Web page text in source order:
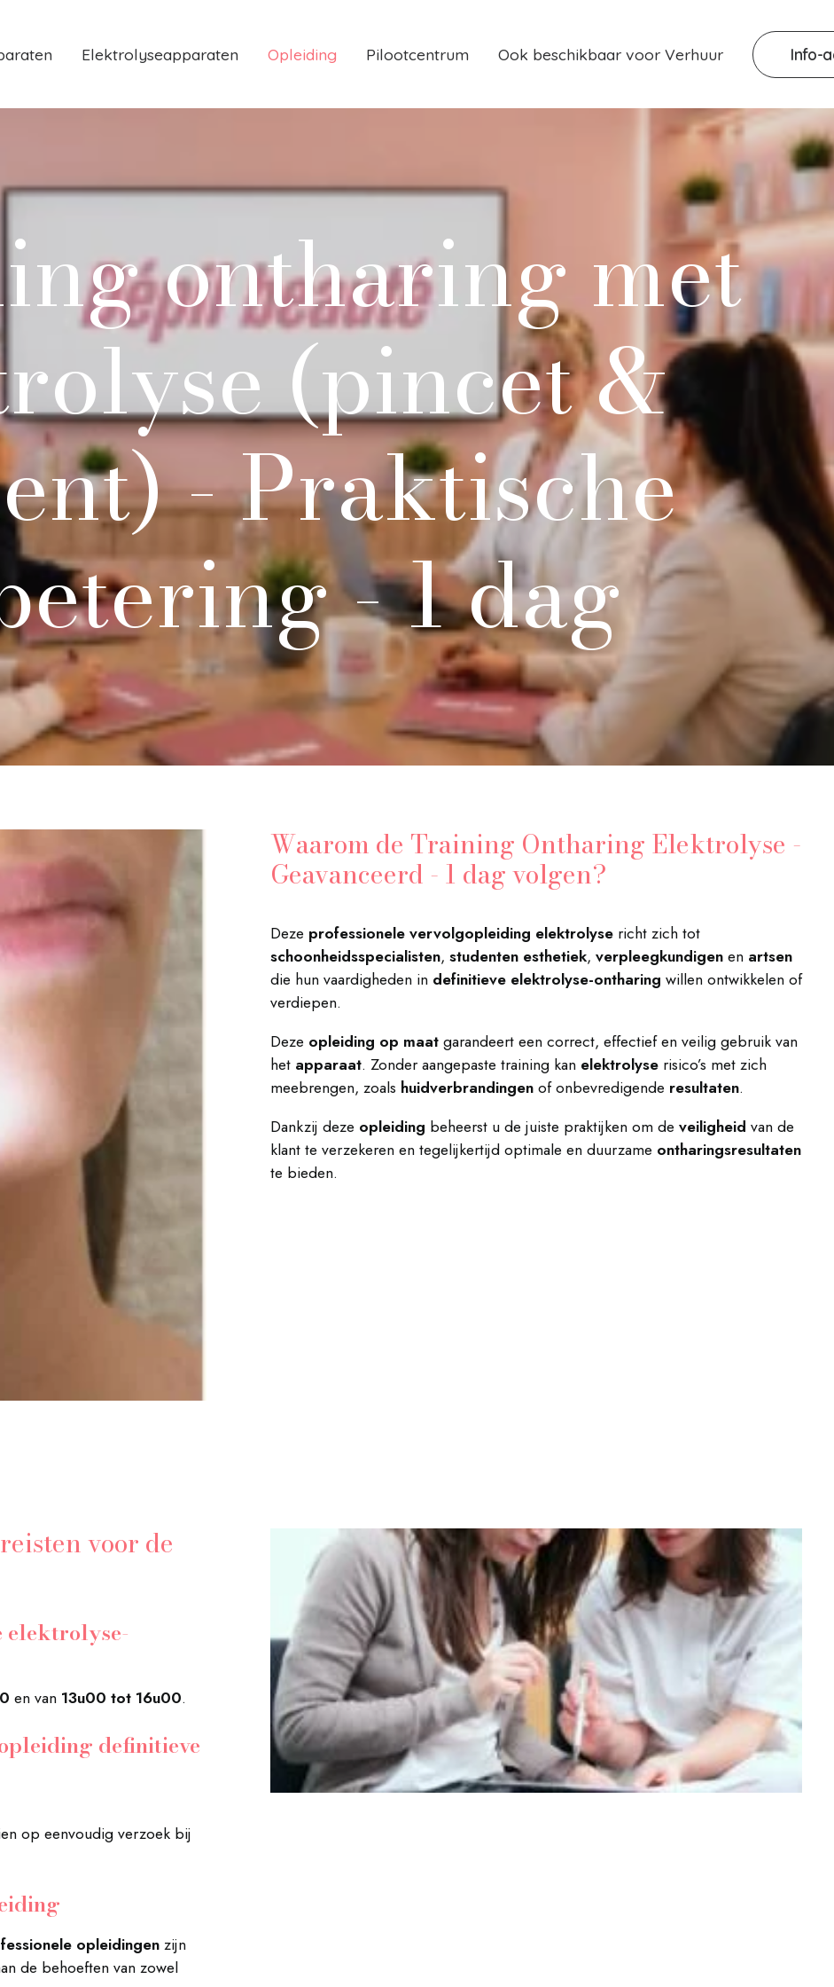
Elektrolyseapparaten Opleiding Pilootcentrum Ook beschikbaar voor Verhuur Info-
ontharingmet
(pincet&
-Praktische
-1dag
Waarom de Training Ontharing Elektrolyse -
Geavanceerd - 1 dag volgen?
Deze professionele vervolgopleiding elektrolyse richt zich tot
schoonheidsspecialisten, studenten esthetiek, verpleegkundigenen artsen
die hun vaardigheden in definitieve elektrolyse-ontharing willen ontwikkelen of
verdiepen.
Deze opleiding op maatgarandeert een correct, effectief en veilig gebruik van
het apparaat. Zonder aangepaste training kan elektrolyse risico’s met zich
meebrengen, zoals huidverbrandingenof onbevredigende resultaten.
Dankzij deze opleiding beheerst u de juiste praktijken om de veiligheid van de
klant te verzekeren en tegelijkertijd optimale en duurzame ontharingsresultaten
te bieden.
voor de
elektrolyse-
en van 13u00 tot 16u00.
definitieve
op eenvoudig verzoek bij
opleidingenzijn
de behoeften van zowel